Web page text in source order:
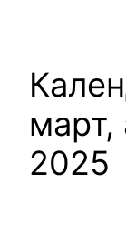
март,
2025